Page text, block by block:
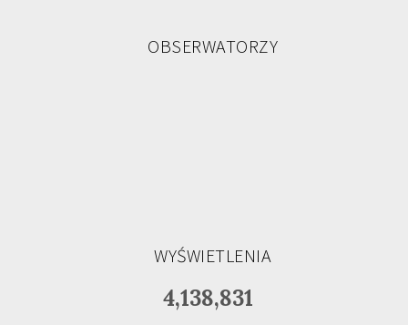
OBSERWATORZY
WYŚWIETLENIA
4,138,831